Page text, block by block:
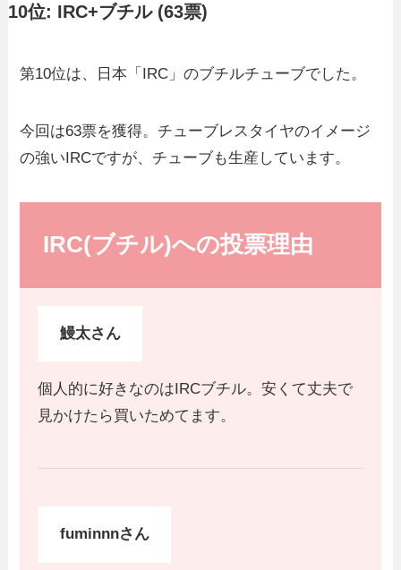
10位: IRC+ブチル (63票)
第10位は、日本「IRC」のブチルチューブでした。
今回は63票を獲得。チューブレスタイヤのイメージ
の強いIRCですが、チューブも生産しています。
IRC(ブチル)への投票理由
鰻太さん
個人的に好きなのはIRCブチル。安くて丈夫で
見かけたら買いためてます。
fuminnnさん